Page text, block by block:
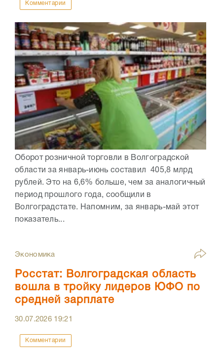
Комментарии
Оборот розничной торговли в Волгоградской
области за январь-июнь составил 405,8 млрд
рублей. Это на 6,6% больше, чем за аналогичный
период прошлого года, сообщили в
Волгоградстате. Напомним, за январь-май этот
показатель...
Экономика
Росстат: Волгоградская область
вошла в тройку лидеров ЮФО по
средней зарплате
30.07.2026 19:21
Комментарии